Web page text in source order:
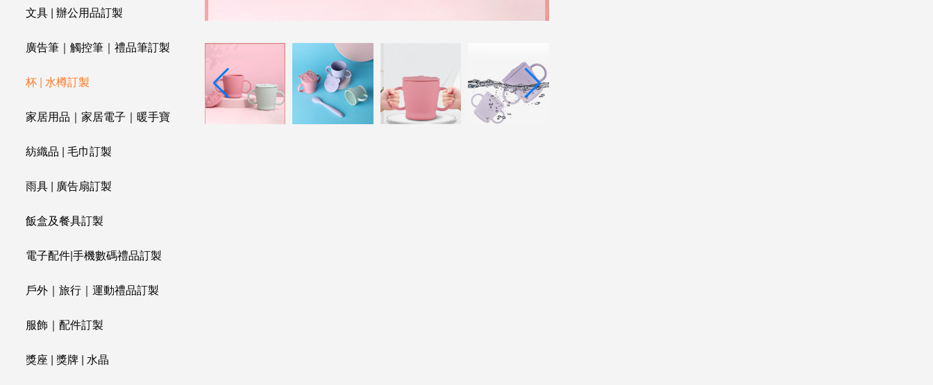
文具 | 辦公用品訂製
廣告筆｜觸控筆｜禮品筆訂製
杯 | 水樽訂製
家居用品｜家居電子｜暖手寶
紡織品 | 毛巾訂製
雨具 | 廣告扇訂製
飯盒及餐具訂製
電子配件|手機數碼禮品訂製
戶外｜旅行｜運動禮品訂製
服飾｜配件訂製
獎座 | 獎牌 | 水晶